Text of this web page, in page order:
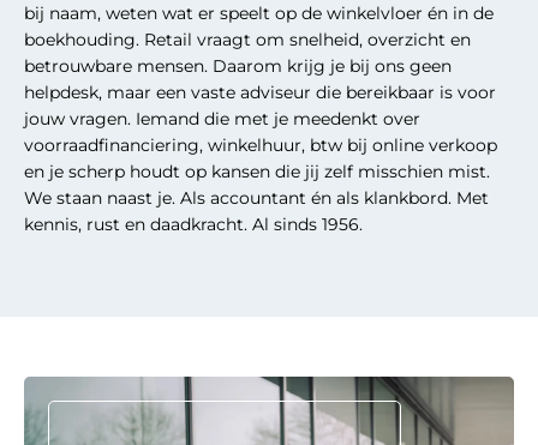
bij naam, weten wat er speelt op de winkelvloer én in de
boekhouding. Retail vraagt om snelheid, overzicht en
betrouwbare mensen. Daarom krijg je bij ons geen
helpdesk, maar een vaste adviseur die bereikbaar is voor
jouw vragen. Iemand die met je meedenkt over
voorraadfinanciering, winkelhuur, btw bij online verkoop
en je scherp houdt op kansen die jij zelf misschien mist.
We staan naast je. Als accountant én als klankbord. Met
kennis, rust en daadkracht. Al sinds 1956.